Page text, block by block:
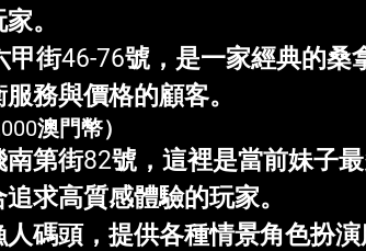
。
甲街46-76號，是一家經典的桑
務與價格的顧客。
澳門幣）
南第街82號，這裡是當前妹子
求高質感體驗的玩家。
人碼頭，提供各種情景角色扮